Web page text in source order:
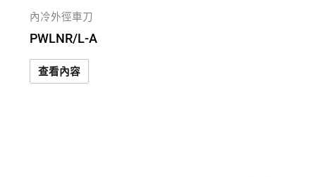
內冷外徑車刀
PWLNR/L-A
查看內容